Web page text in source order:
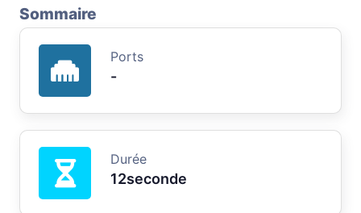
Sommaire
Ports
-
Durée
12seconde